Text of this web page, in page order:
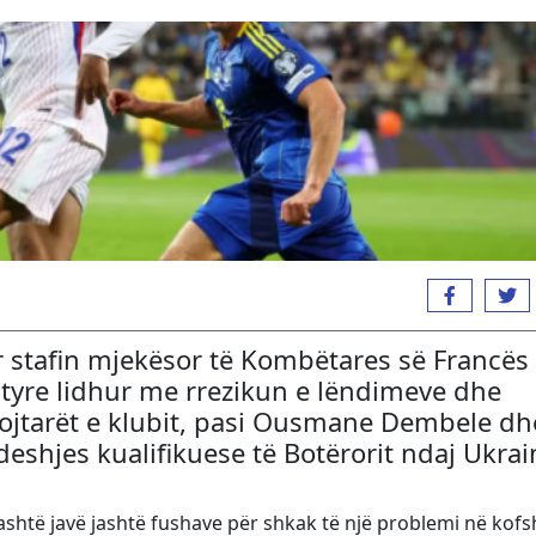
mjekësor të Kombëtares së Francës
lidhur me rrezikun e lëndimeve dhe
e klubit, pasi Ousmane Dembele
kualifikuese të Botërorit ndaj
javë jashtë fushave për shkak të një problemi në